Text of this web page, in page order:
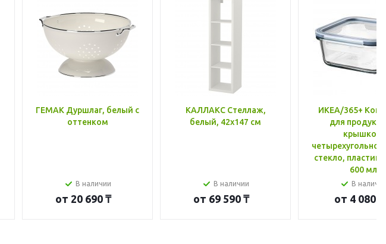
ГЕМАК Дуршлаг, белый с
оттенком
В наличии
от 20 690 ₸
КАЛЛАКС Стеллаж,
белый, 42x147 см
В наличии
от 69 590 ₸
ИКЕА/365+
для
крышкой,
стекло, пластик
600 мл
В
от 4 080 ₸